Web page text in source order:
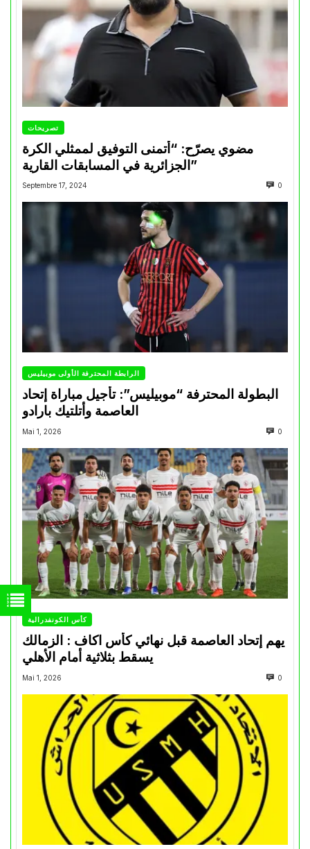
تصريحات
مضوي يصرّح: “أتمنى التوفيق لممثلي الكرة
الجزائرية في المسابقات القارية”
Septembre 17, 2024 0
الرابطة المحترفة الأولى موبيليس
البطولة المحترفة “موبيليس”: تأجيل مباراة إتحاد
العاصمة وأتلتيك بارادو
Mai 1, 2026 0
كأس الكونفدرالية
يهم إتحاد العاصمة قبل نهائي كأس اكاف : الزمالك
Mai 1, 2026 0